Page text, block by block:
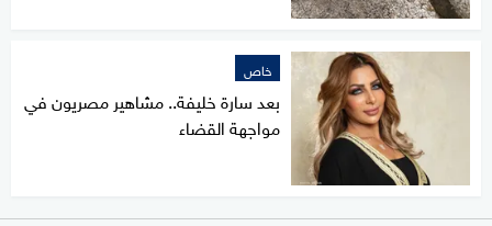
خاص
بعد سارة خليفة.. مشاهير مصريون في
مواجهة القضاء